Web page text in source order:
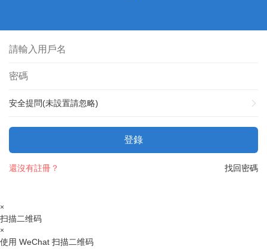
安全提問(未設置請忽略)
登錄
找回密碼
還沒有註冊？
×
扫描二维码
×
使用 WeChat 扫描二维码